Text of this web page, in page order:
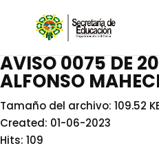
AVISO 0075 DE
ALFONSO
Tamaño del archivo: 109.52
Created: 01-06-2023
Hits: 109